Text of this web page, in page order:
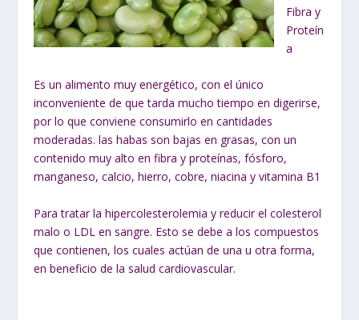
Fibra y
Proteín
a
Es un alimento muy energético, con el único
inconveniente de que tarda mucho tiempo en digerirse,
por lo que conviene consumirlo en cantidades
moderadas. las habas son bajas en grasas, con un
contenido muy alto en fibra y proteínas, fósforo,
manganeso, calcio, hierro, cobre, niacina y vitamina B1
Para tratar la hipercolesterolemia y reducir el colesterol
malo o LDL en sangre. Esto se debe a los compuestos
que contienen, los cuales actúan de una u otra forma,
en beneficio de la salud cardiovascular.